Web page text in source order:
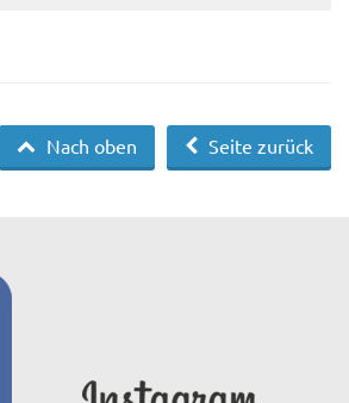
Seite zurück
Nach oben